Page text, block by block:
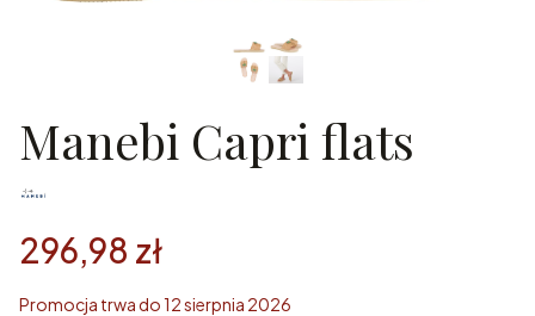
Manebi Capri flats
296,98 zł
Promocja trwa do 12 sierpnia 2026